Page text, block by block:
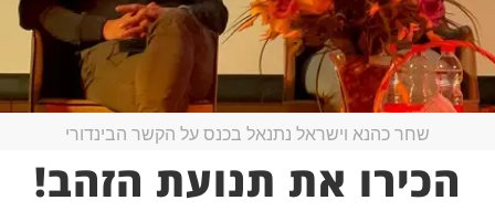
שחר כהנא וישראל נתנאל בכנס על הקשר הבינדורי
הכירו את תנועת הזהב!